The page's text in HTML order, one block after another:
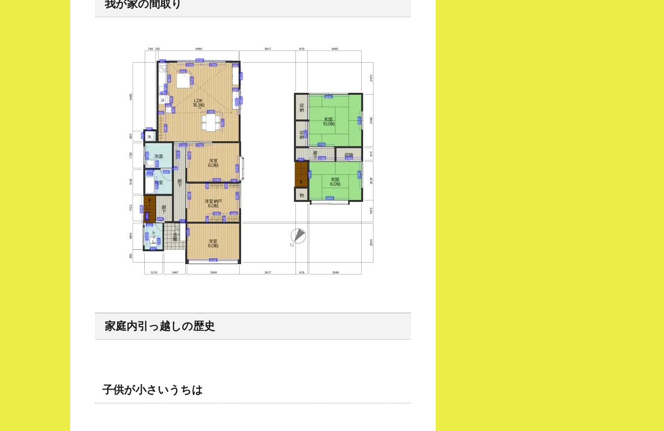
我が家の間取り
家庭内引っ越しの歴史
子供が小さいうちは